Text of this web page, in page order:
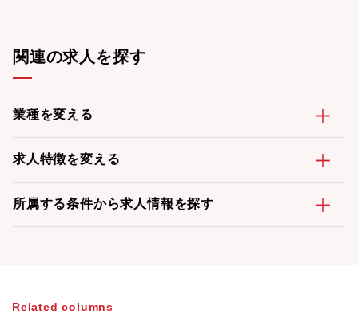
関連の求人を探す
業種を変える
求人特徴を変える
所属する条件から求人情報を探す
Related columns